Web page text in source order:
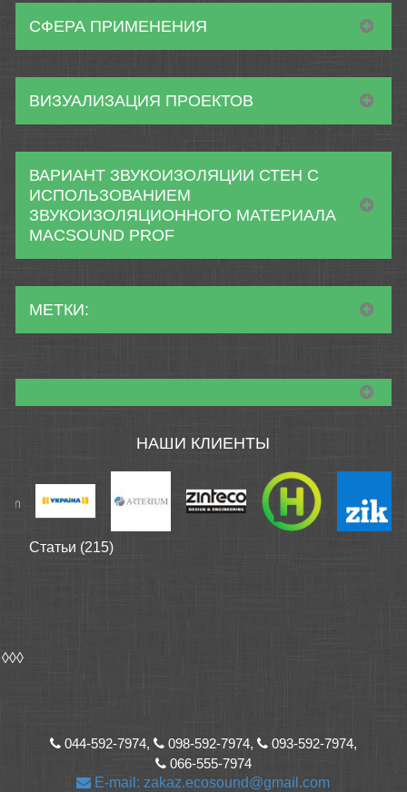
СФЕРА ПРИМЕНЕНИЯ
ВИЗУАЛИЗАЦИЯ ПРОЕКТОВ
ВАРИАНТ ЗВУКОИЗОЛЯЦИИ СТЕН С
ИСПОЛЬЗОВАНИЕМ
ЗВУКОИЗОЛЯЦИОННОГО МАТЕРИАЛА
MACSOUND PROF
МЕТКИ:
НАШИ КЛИЕНТЫ
Статьи (215)
◊◊◊
044-592-7974, 098-592-7974,
093-592-7974,
066-555-7974
E-mail: zakaz.ecosound@gmail.com